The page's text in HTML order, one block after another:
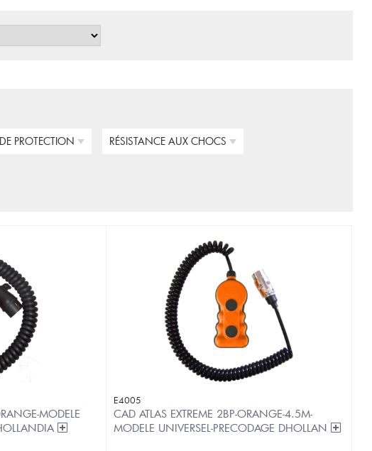
PROTECTION RÉSISTANCE AUX CHOCS
MODELE
E4005
CAD ATLAS EXTREME 2BP-ORANGE-4.5M-
MODELE UNIVERSEL-PRECODAGE DHOLLAN